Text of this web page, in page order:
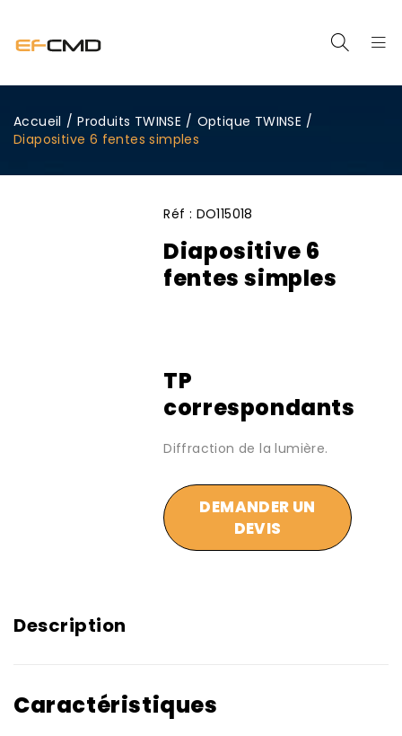
Accueil / Produits TWINSE / Optique TWINSE /
Diapositive 6 fentes simples
Réf : DO115018
Diapositive 6
fentes simples
TP
correspondants
Diffraction de la lumière.
DEMANDER UN
DEVIS
Description
Caractéristiques